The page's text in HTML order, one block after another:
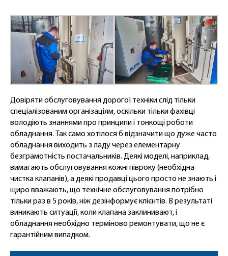
Довіряти обслуговування дорогої техніки слід тільки
спеціалізованим організаціям, оскільки тільки фахівці
володіють знаннями про принципи і тонкощі роботи
обладнання. Так само хотілося б відзначити що дуже часто
обладнання виходить з ладу через елементарну
безграмотність постачальників. Деякі моделі, наприклад,
вимагають обслуговування кожні півроку (необхідна
чистка клапанів), а деякі продавці цього просто не знають і
щиро вважають, що технічне обслуговування потрібно
тільки раз в 5 років, ніж дезінформує клієнтів. В результаті
виникають ситуації, коли клапана заклинивают, і
обладнання необхідно терміново ремонтувати, що не є
гарантійним випадком.